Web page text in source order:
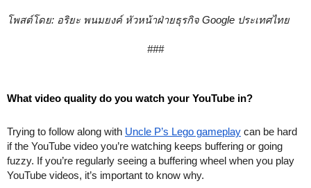
โพสต์โดย: อริยะ พนมยงค์ หัวหน้าฝ่ายธุรกิจ Google ประเทศไทย
###
What video quality do you watch your YouTube in?
Trying to follow along with Uncle P’s Lego gameplay can be hard
if the YouTube video you’re watching keeps buffering or going
fuzzy. If you’re regularly seeing a buffering wheel when you play
YouTube videos, it’s important to know why.